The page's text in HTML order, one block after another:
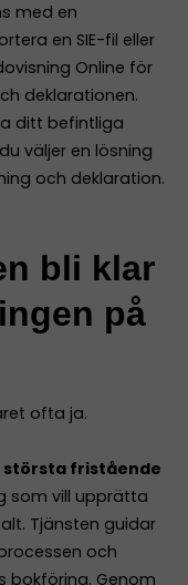
med en
en SIE-fil eller
Online för
deklarationen.
ditt befintliga
väljer en lösning
och deklaration.
bli klar
på
ofta ja.
största fristående
som vill upprätta
Tjänsten guidar
och
bokföring. Genom